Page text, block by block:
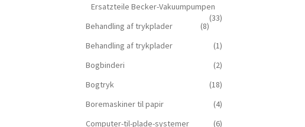
Ersatzteile Becker-Vakuumpumpen
(33)
Behandling af trykplader
(8)
Behandling af trykplader
(1)
Bogbinderi
(2)
Bogtryk
(18)
Boremaskiner til papir
(4)
Computer-til-plade-systemer
(6)